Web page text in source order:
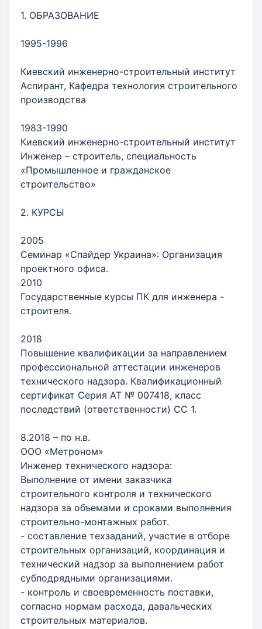
1. ОБРАЗОВАНИЕ
1995-1996
Киевский инженерно-строительный институт
Аспирант, Кафедра технология строительного
производства
1983-1990
Киевский инженерно-строительный институт
Инженер – строитель, специальность
«Промышленное и гражданское
строительство»
2. КУРСЫ
2005
Семинар «Спайдер Украина»: Организация
проектного офиса.
2010
Государственные курсы ПК для инженера -
строителя.
2018
Повышение квалификации за направлением
профессиональной аттестации инженеров
технического надзора. Квалификационный
сертификат Серия АТ № 007418, класс
последствий (ответственности) СС 1.
8.2018 – по н.в.
ООО «Метроном»
Инженер технического надзора:
Выполнение от имени заказчика
строительного контроля и технического
надзора за объемами и сроками выполнения
строительно-монтажных работ.
- составление техзаданий, участие в отборе
строительных организаций, координация и
технический надзор за выполнением работ
субподрядными организациями.
- контроль и своевременность поставки,
согласно нормам расхода, давальческих
строительных материалов.